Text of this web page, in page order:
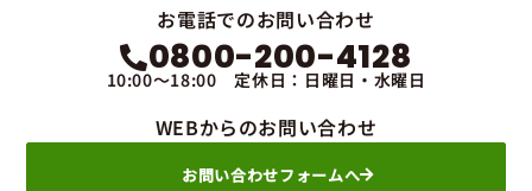
お電話でのお問い合わせ
0800-200-4128
10:00～18:00 定休日：日曜日・水曜日
WEBからのお問い合わせ
お問い合わせフォームへ